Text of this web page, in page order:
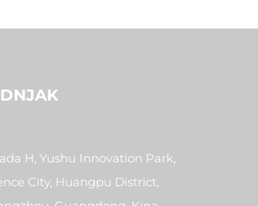
H, Yushu Innovation Park,
City, Huangpu District,